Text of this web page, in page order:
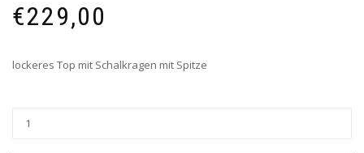
€229,00
lockeres Top mit Schalkragen mit Spitze